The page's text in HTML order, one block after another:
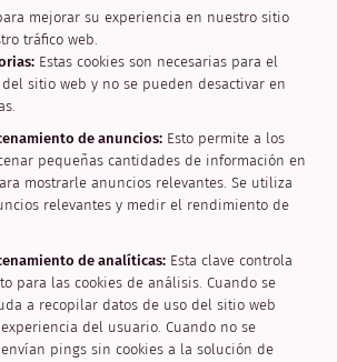
mejorar su experiencia en nuestro sitio
tráfico web.
: Estas cookies son necesarias para el
sitio web y no se pueden desactivar en
de anuncios: Esto permite a los
pequeñas cantidades de información en
mostrarle anuncios relevantes. Se utiliza
relevantes y medir el rendimiento de
de analíticas: Esta clave controla
para las cookies de análisis. Cuando se
a recopilar datos de uso del sitio web
del usuario. Cuando no se
pings sin cookies a la solución de